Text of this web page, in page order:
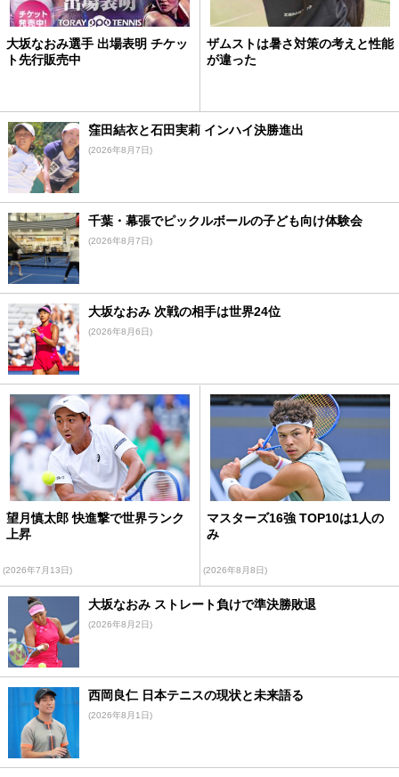
大坂なおみ選手 出場表明 チケッ
ト先行販売中
ザムストは暑さ対策の考えと性能
が違った
窪田結衣と石田実莉 インハイ決勝進出
(2026年8月7日)
千葉・幕張でピックルボールの子ども向け体験会
(2026年8月7日)
大坂なおみ 次戦の相手は世界24位
(2026年8月6日)
望月慎太郎 快進撃で世界ランク
上昇
(2026年7月13日)
マスターズ16強 TOP10は1人の
み
(2026年8月8日)
大坂なおみ ストレート負けで準決勝敗退
(2026年8月2日)
西岡良仁 日本テニスの現状と未来語る
(2026年8月1日)